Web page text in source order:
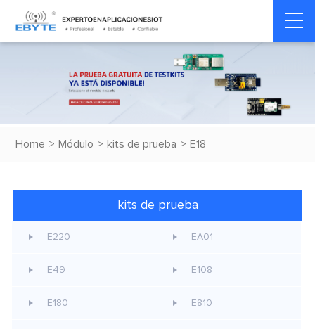
Home > Módulo > kits de prueba > E18
kits de prueba
E220 EA01
E49 E108
E180 E810